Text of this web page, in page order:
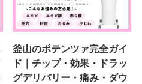
釜山のポテンツァ完全ガイ
ド｜チップ・効果・ドラッ
グデリバリー・痛み・ダウ